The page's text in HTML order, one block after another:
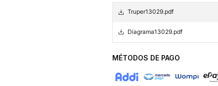
Truper13029.pdf
Diagrama13029.pdf
MÉTODOS DE PAGO